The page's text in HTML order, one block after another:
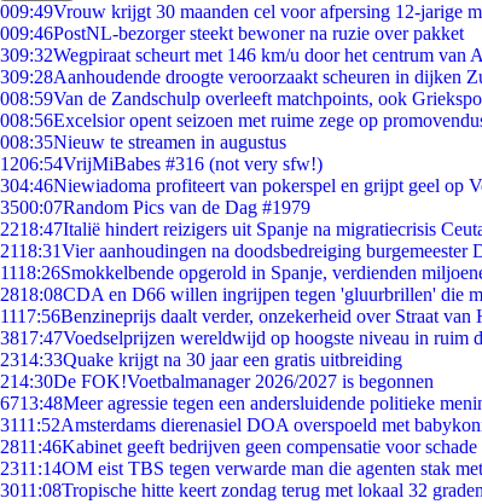
009:49Vrouw krijgt 30 maanden cel voor afpersing 12-jarige
009:46PostNL-bezorger steekt bewoner na ruzie over pakket
309:32Wegpiraat scheurt met 146 km/u door het centrum van
309:28Aanhoudende droogte veroorzaakt scheuren in dijken
008:59Van de Zandschulp overleeft matchpoints, ook
008:56Excelsior opent seizoen met ruime zege op
008:35Nieuw te streamen in augustus
1206:54VrijMiBabes #316 (not very sfw!)
304:46Niewiadoma profiteert van pokerspel en grijpt geel op
3500:07Random Pics van de Dag #1979
2218:47Italië hindert reizigers uit Spanje na migratiecrisis
2118:31Vier aanhoudingen na doodsbedreiging burgemeester
1118:26Smokkelbende opgerold in Spanje, verdienden
2818:08CDA en D66 willen ingrijpen tegen 'gluurbrillen' die
1117:56Benzineprijs daalt verder, onzekerheid over Straat
3817:47Voedselprijzen wereldwijd op hoogste niveau in ruim
2314:33Quake krijgt na 30 jaar een gratis uitbreiding
214:30De FOK!Voetbalmanager 2026/2027 is begonnen
6713:48Meer agressie tegen een andersluidende politieke
3111:52Amsterdams dierenasiel DOA overspoeld met
2811:46Kabinet geeft bedrijven geen compensatie voor
2311:14OM eist TBS tegen verwarde man die agenten stak
3011:08Tropische hitte keert zondag terug met lokaal 32 graden